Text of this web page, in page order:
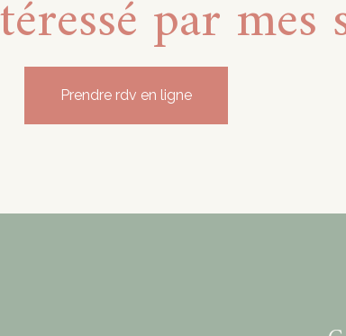
par mes
Prendre rdv en ligne